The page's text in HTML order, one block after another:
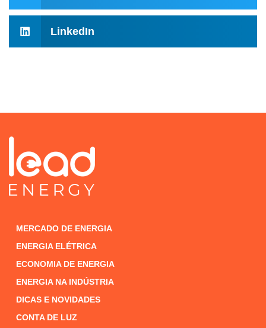
LinkedIn
MERCADO DE ENERGIA
ENERGIA ELÉTRICA
ECONOMIA DE ENERGIA
ENERGIA NA INDÚSTRIA
DICAS E NOVIDADES
CONTA DE LUZ